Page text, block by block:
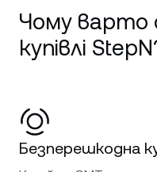
Чому варто
купівлі
Безперешкодна